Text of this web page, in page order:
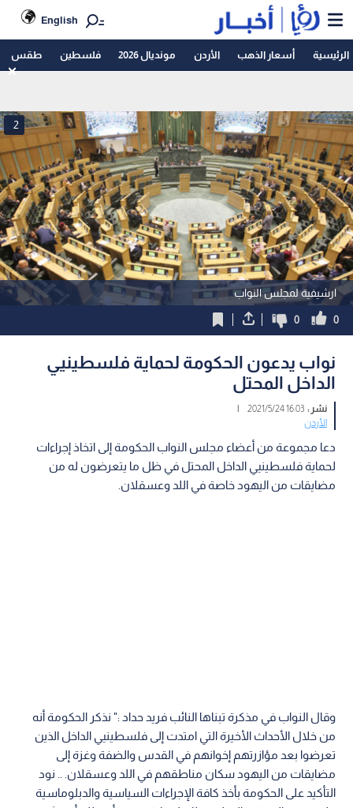
English
الرئيسية أسعار الذهب الأردن مونديال 2026 فلسطين طقس
ارشيفية لمجلس النواب
2
0
0
نواب يدعون الحكومة لحماية فلسطينيي
الداخل المحتل
نشر :16:03 2021/5/24
|
الأردن
دعا مجموعة من أعضاء مجلس النواب الحكومة إلى اتخاذ إجراءات
لحماية فلسطينيي الداخل المحتل في ظل ما يتعرضون له من
مضايقات من اليهود خاصة في اللد وعسقلان.
وقال النواب في مذكرة تبناها النائب فريد حداد :" نذكر الحكومة أنه
من خلال الأحداث الأخيرة التي امتدت إلى فلسطينيي الداخل الذين
تعرضوا بعد مؤازرتهم إخوانهم في القدس والضفة وغزة إلى
مضايقات من اليهود سكان مناطقهم في اللد وعسقلان. .. نود
التأكيد على الحكومة بأخذ كافة الإجراءات السياسية والدبلوماسية